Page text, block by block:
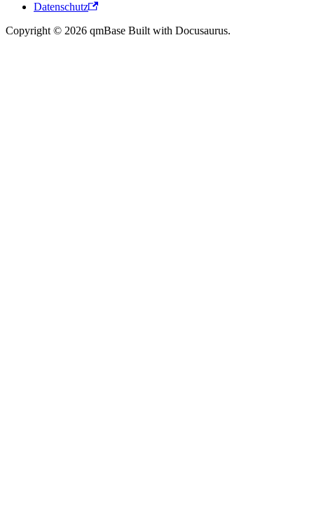
Datenschutz
Copyright © 2026 qmBase Built with Docusaurus.